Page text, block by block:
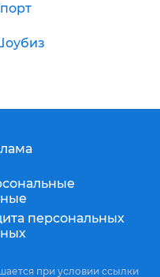
персональных
при условии ссылки